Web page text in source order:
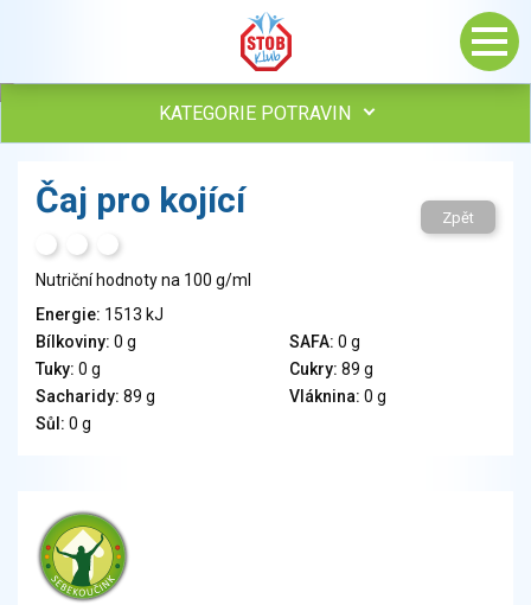
KATEGORIE POTRAVIN
Vejce
Veganské a vegetariánské výrobky
Tuky
Obiloviny, mouka, cereální výrobky
Chléb, pečivo, křehké chleby, pufované výrobky
Ořechy, semena
Zelenina
Brambory, luštěniny, houby
Čaj pro kojící Zpět
Nutriční hodnoty na 100 g/ml
Energie: 1513 kJ
Bílkoviny: 0 g SAFA: 0 g
Tuky: 0 g Cukry: 89 g
Sacharidy: 89 g Vláknina: 0 g
Sůl: 0 g